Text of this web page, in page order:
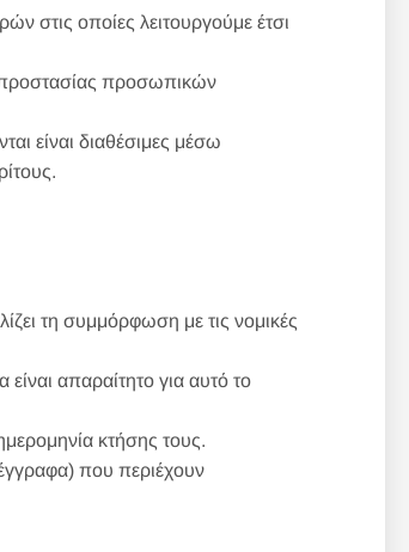
στις οποίες λειτουργούμε έτσι
προστασίας προσωπικών
είναι διαθέσιμες μέσω
τη συμμόρφωση με τις νομικές
απαραίτητο για αυτό το
κτήσης τους.
που περιέχουν